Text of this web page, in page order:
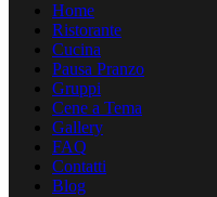
Home
Ristorante
Cucina
Pausa Pranzo
Gruppi
Cene a Tema
Gallery
FAQ
Contatti
Blog